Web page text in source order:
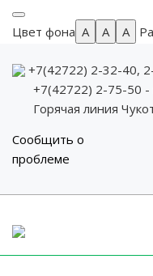
Цвет фона A A A
+7(42722) 2-32-40,
+7(42722) 2-75-50 -
Горячая линия
Сообщить о
проблеме
content